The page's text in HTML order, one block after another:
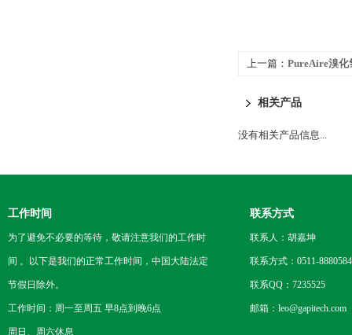
上一篇： PureAire溴
相关产品
没有相关产品信息...
工作时间
为了避免不必要的等待，敬请注意我们的工作时
间 。以下是我们的正常工作时间，中国大陆法定
节假日除外。
工作时间：周一至周五 早8点到晚6点
周日、周六休息
联系方式
联系人：胡嘉坤
联系方式：0511-
联系QQ：7235525
邮箱：leo@gapitech.com